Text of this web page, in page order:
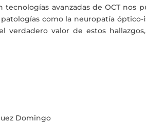
tecnologías avanzadas de OCT
como la neuropatía
verdadero valor de estos
Domingo